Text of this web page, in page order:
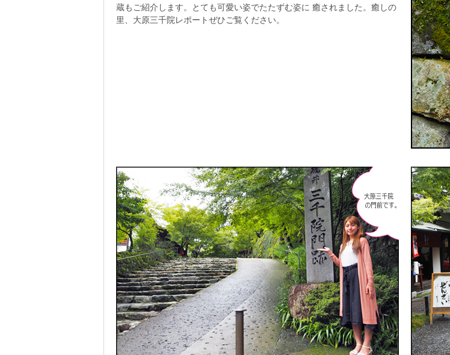
蔵もご紹介します。とても可愛い姿でたたずむ姿に 癒されました。癒しの
里、大原三千院レポートぜひご覧ください。